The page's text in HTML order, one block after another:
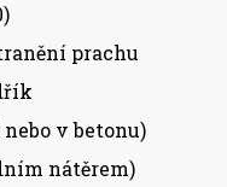
prachu
v betonu)
nátěrem)